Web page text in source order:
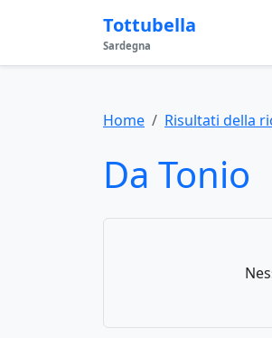
Tottubella
Sardegna
Home Risultati della
Da Tonio